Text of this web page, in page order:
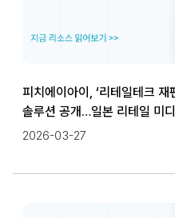
피치에이아이, ‘리테일테크
솔루션 공개…일본 리테일 미
2026-03-27